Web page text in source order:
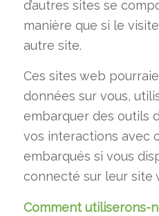
d’autres sites se
manière que si le
autre site.
Ces sites web
données sur vous,
embarquer des outils
vos interactions avec
embarqués si vous
connecté sur leur site
Comment utiliserons-